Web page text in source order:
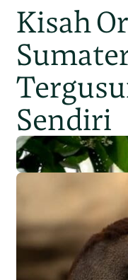
Kisah
Sendiri